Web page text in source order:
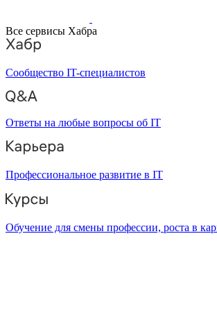
Все сервисы Хабра
Сообщество IT-специалистов
Ответы на любые вопросы об IT
Профессиональное развитие в IT
Обучение для смены профессии, роста в